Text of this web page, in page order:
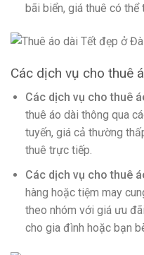
bãi biển, giá thuê có thể
Các dịch vụ cho thuê
Các dịch vụ cho thuê
thuê áo dài thông qua
tuyến, giá cả thường
thuê trực tiếp.
Các dịch vụ cho thuê
hàng hoặc tiệm may
theo nhóm với giá ưu
cho gia đình hoặc bạn